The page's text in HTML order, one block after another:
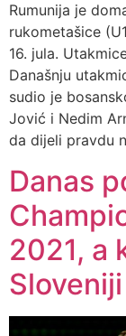
Rumunija je
rukometašice
16. jula.
Današnju
sudio je
Jović i Nedim
da dijeli pravdu
Danas
2021, a
Sloveniji